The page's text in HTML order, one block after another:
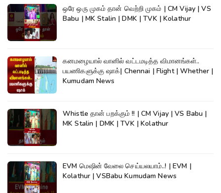
ஒரே ஒரு முகம் தான் வெற்றி முகம் | CM Vijay | VS
Babu | MK Stalin | DMK | TVK | Kolathur
கனமழையால் வானில் வட்டமடித்த விமானங்கள்..
பயணிகளுக்கு ஷாக்| Chennai | Flight | Whether |
Kumudam News
Whistle தான் பறக்கும் !! | CM Vijay | VS Babu |
MK Stalin | DMK | TVK | Kolathur
EVM மெஷின் வேலை செய்யலயாம்..! | EVM |
Kolathur | VSBabu Kumudam News